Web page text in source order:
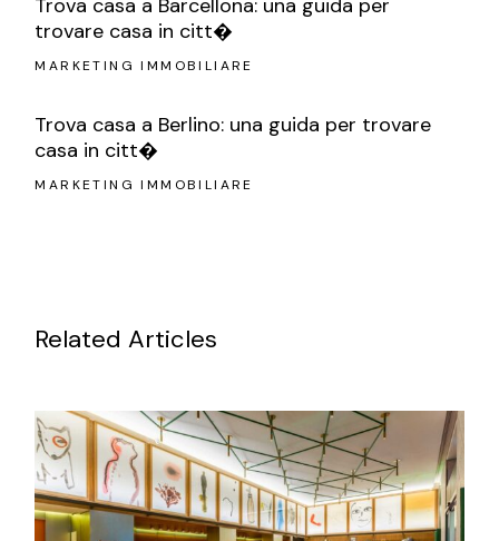
Trova casa a Barcellona: una guida per
trovare casa in citt�
MARKETING IMMOBILIARE
Trova casa a Berlino: una guida per trovare
casa in citt�
MARKETING IMMOBILIARE
Related Articles